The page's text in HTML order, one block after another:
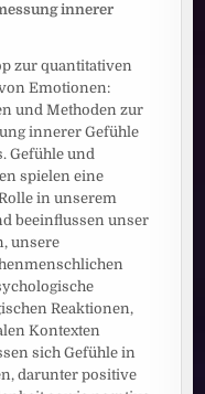
innerer
zur quantitativen
Emotionen:
und Methoden zur
innerer Gefühle
Gefühle und
spielen eine
in unserem
beeinflussen unser
unsere
Reaktionen,
Kontexten
sich Gefühle in
darunter positive